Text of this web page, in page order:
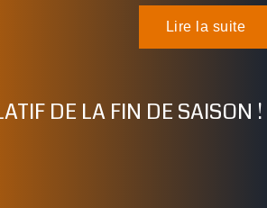
DE LA FIN DE SAISON !